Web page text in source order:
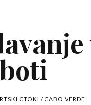
OTOKI / CABO VERDE